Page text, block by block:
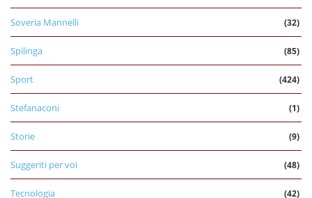
Soveria Mannelli (32)
Spilinga (85)
Sport (424)
Stefanaconi (1)
Storie (9)
Suggeriti per voi (48)
Tecnologia (42)